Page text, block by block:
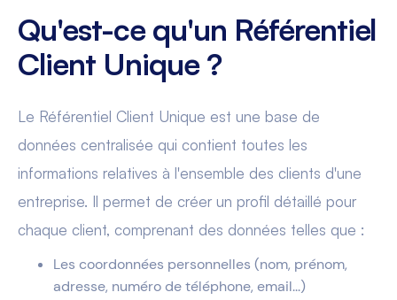
Qu'est-ce qu'un Référentiel
Client Unique ?
Le Référentiel Client Unique est une base de
données centralisée qui contient toutes les
informations relatives à l'ensemble des clients d'une
entreprise. Il permet de créer un profil détaillé pour
chaque client, comprenant des données telles que :
Les coordonnées personnelles (nom, prénom,
adresse, numéro de téléphone, email...)